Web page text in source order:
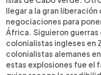
llegar a la gran liberación
negociaciones para
África. Siguieron
colonialistas ingleses en
colonialistas alemanes
estas explosiones fue el